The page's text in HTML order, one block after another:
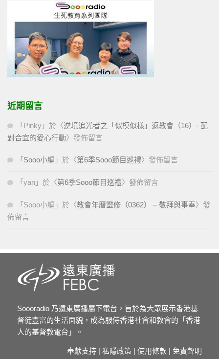
近期留言
「 Pinky 」於〈逆境追光者之「似模似樣」返教會（16）- 配
對合宜的愛心行動〉發佈留言
「 Sooo小編 」於〈第6季Sooo節目巡禮〉發佈留言
「 yan 」於〈第6季Sooo節目巡禮〉發佈留言
「 Sooo小編 」於〈教會年曆靈修（0362） – 敬拜與事奉〉發
佈留言
Soooradio 乃遠東廣播屬下電台，旨於為大眾展示香港基
督徒豐富的生活面貌，成為服侍香港社會和教會的「香港
人的基督教電台」。
奉獻支持 | 私隱政策 | 使用條款 | 免責聲明